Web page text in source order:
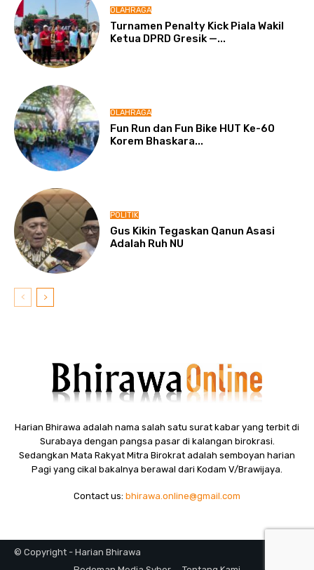
OLAHRAGA
Turnamen Penalty Kick Piala Wakil
Ketua DPRD Gresik —...
OLAHRAGA
Fun Run dan Fun Bike HUT Ke-60
Korem Bhaskara...
POLITIK
Gus Kikin Tegaskan Qanun Asasi
Adalah Ruh NU
Harian Bhirawa adalah nama salah satu surat kabar yang terbit di
Surabaya dengan pangsa pasar di kalangan birokrasi.
Sedangkan Mata Rakyat Mitra Birokrat adalah semboyan harian
Pagi yang cikal bakalnya berawal dari Kodam V/Brawijaya.
Contact us: bhirawa.online@gmail.com
© Copyright - Harian Bhirawa